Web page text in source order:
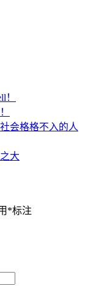
会格格不入的人
大
*标注